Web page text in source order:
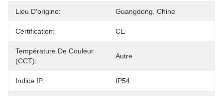
Lieu D'origine: Guangdong, Chine
Certification: CE
Température De Couleur
(CCT):
Autre
Indice IP: IP54